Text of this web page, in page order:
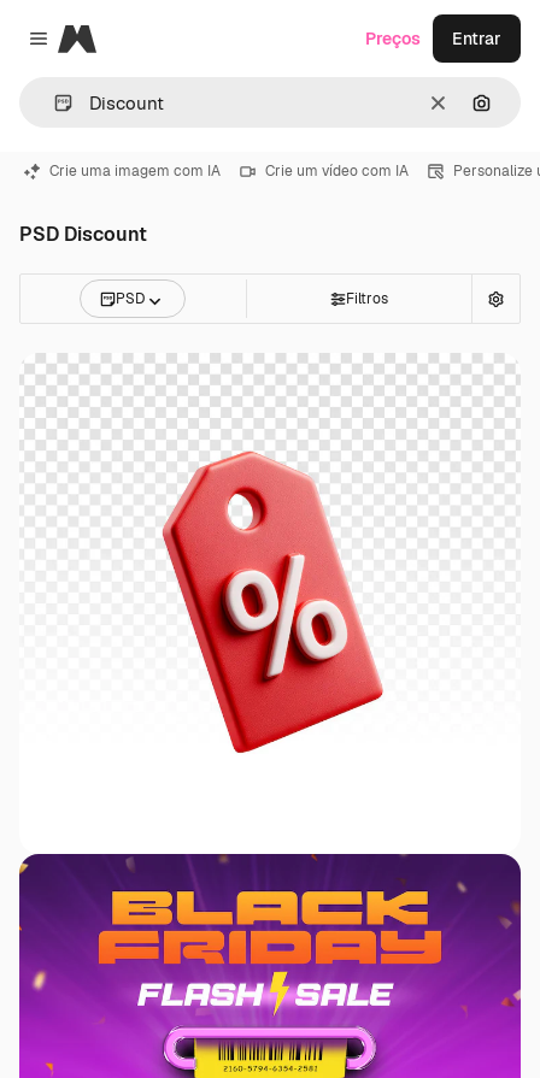
Close menu
Magnific
Limpar
Preços Entrar
Crie uma imagem com IA Crie um vídeo com IA Personalize
PSD Discount
PSD Filtros